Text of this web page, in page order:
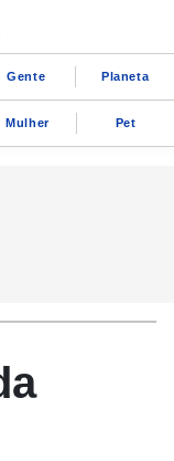
Gente Planeta
Mulher Pet